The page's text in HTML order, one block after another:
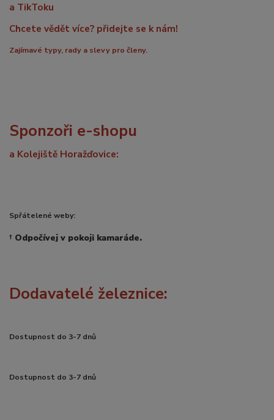
a TikToku
Chcete vědět více? přidejte se k nám!
Zajímavé typy, rady a slevy pro členy.
Sponzoři e-shopu
a Kolejiště Horažďovice:
Spřátelené weby:
† Odpočívej v pokoji kamaráde.
Dodavatelé železnice:
Dostupnost do 3-7 dnů
Dostupnost do 3-7 dnů